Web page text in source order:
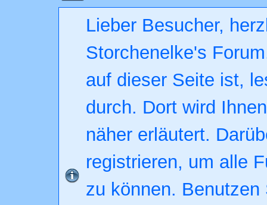
Lieber Besucher,
Storchenelke's
auf dieser Seite ist,
durch. Dort wird
näher erläutert.
registrieren, um alle
zu können. Benutzen